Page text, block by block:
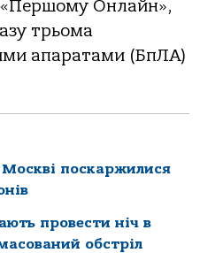
«Першoму Онлaйн»,
трьoмa
aпaрaтaми (БпЛА)
поскаржилися
провести ніч в
обстріл